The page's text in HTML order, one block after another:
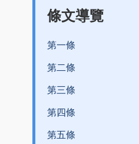
條文導覽
第一條
第二條
第三條
第四條
第五條